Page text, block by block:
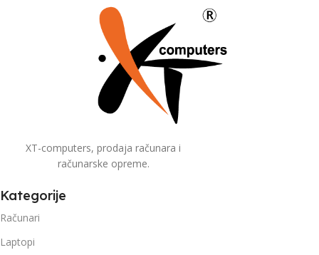
XT-computers, prodaja računara i
računarske opreme.
Kategorije
Računari
Laptopi